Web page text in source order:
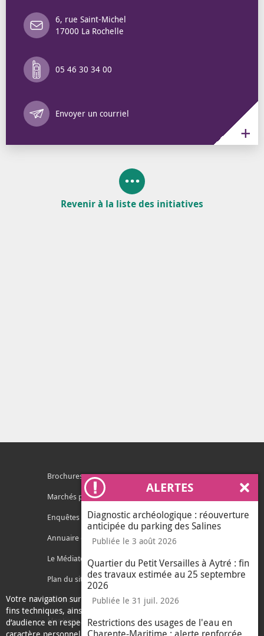
Votre navigation sur ce site nécessite l’usage de cookies pour des
fins techniques, ainsi que des cookies anonymisés de mesure
d’audience en respect de la législation relative aux données à
ALERTES
Diagnostic archéologique : réouverture
anticipée du parking des Salines
Publiée le 3 août 2026
Quartier du Petit Versailles à Aytré : fin
des travaux estimée au 25 septembre
2026
Publiée le 31 juil. 2026
Restrictions des usages de l'eau en
6, rue Saint-Michel
17000 La Rochelle
05 46 30 34 00
Envoyer un courriel
Annuaire
Revenir à la liste des initiatives
Brochures
Marchés publics
Enquêtes publiques
Annuaire des services
Le Médiateur de l'Agglo
Plan du site
Contacter l'agglo
Mentions légales